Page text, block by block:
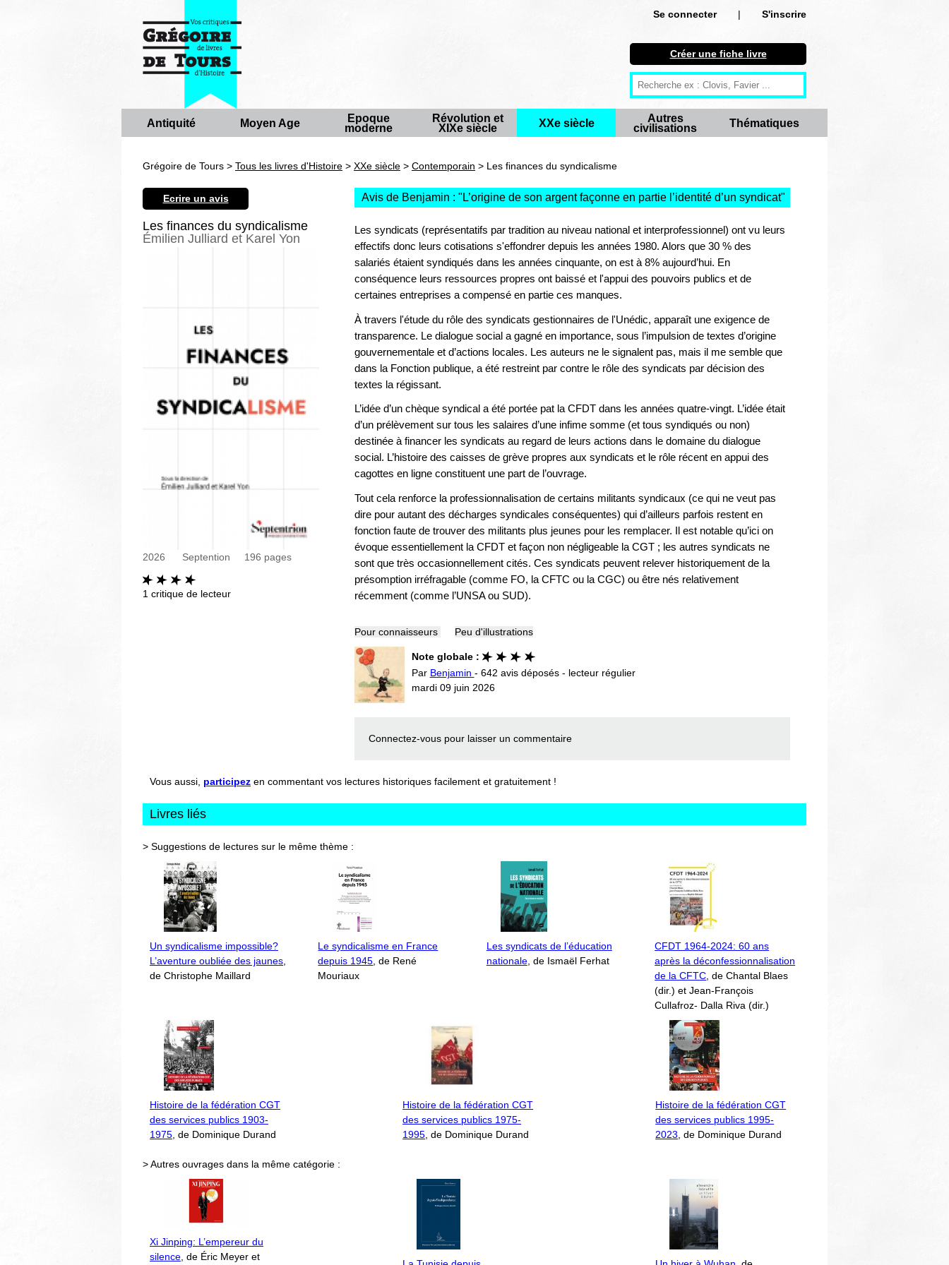
Se connecter |
S'inscrire
S'inscrire
Créer une fiche livre
Antiquité
Epoque moderne
XXe siècle
Autres civilisations
Thématiques
Créer une fiche livre
Antiquité Moyen Age
Epoque
moderne
Révolution et
XIXe siècle
XXe siècle
Autres
civilisations
Thématiques
Grégoire de Tours > Tous les livres d'Histoire > XXe siècle > Contemporain > Les finances du syndicalisme
Ecrire un avis
Les finances du syndicalisme
Émilien Julliard et Karel Yon
2026 Septention 196 pages
1 critique de lecteur
Avis de Benjamin : " L’origine de son argent façonne en partie l’identité d’un syndicat"
Les syndicats (représentatifs par tradition au niveau national et interprofessionnel) ont vu leurs
effectifs donc leurs cotisations s'effondrer depuis les années 1980. Alors que 30 % des
salariés étaient syndiqués dans les années cinquante, on est à 8% aujourd’hui. En
conséquence leurs ressources propres ont baissé et l'appui des pouvoirs publics et de
certaines entreprises a compensé en partie ces manques.
À travers l'étude du rôle des syndicats gestionnaires de l'Unédic, apparaît une exigence de
transparence. Le dialogue social a gagné en importance, sous l’impulsion de textes d’origine
gouvernementale et d’actions locales. Les auteurs ne le signalent pas, mais il me semble que
dans la Fonction publique, a été restreint par contre le rôle des syndicats par décision des
textes la régissant.
L’idée d’un chèque syndical a été portée pat la CFDT dans les années quatre-vingt. L’idée était
d’un prélèvement sur tous les salaires d’une infime somme (et tous syndiqués ou non)
destinée à financer les syndicats au regard de leurs actions dans le domaine du dialogue
social. L’histoire des caisses de grève propres aux syndicats et le rôle récent en appui des
cagottes en ligne constituent une part de l’ouvrage.
Tout cela renforce la professionnalisation de certains militants syndicaux (ce qui ne veut pas
dire pour autant des décharges syndicales conséquentes) qui d’ailleurs parfois restent en
fonction faute de trouver des militants plus jeunes pour les remplacer. Il est notable qu’ici on
évoque essentiellement la CFDT et façon non négligeable la CGT ; les autres syndicats ne
sont que très occasionnellement cités. Ces syndicats peuvent relever historiquement de la
présomption irréfragable (comme FO, la CFTC ou la CGC) ou être nés relativement
récemment (comme l’UNSA ou SUD).
Pour connaisseurs Peu d'illustrations
Note globale :
Par Benjamin - 642 avis déposés - lecteur régulier
mardi 09 juin 2026
Connectez-vous pour laisser un commentaire
Vous aussi, participez en commentant vos lectures historiques facilement et gratuitement !
Livres liés
> Suggestions de lectures sur le même thème :
Un syndicalisme impossible?
L’aventure oubliée des jaunes
de Christophe Maillard
Le syndicalisme en France
depuis 1945 , de René
Mouriaux
Les syndicats de l’éducation
nationale, de Ismaël Ferhat
CFDT 1964-2024: 60 ans
après la déconfessionnalisation
de la CFTC , de Chantal Blaes
(dir.) et Jean-François
Cullafroz- Dalla Riva (dir.)
Histoire de la fédération CGT
des services publics 1903-
1975 , de Dominique Durand
Histoire de la fédération CGT
des services publics 1975-
1995 , de Dominique Durand
Histoire de la fédération CGT
des services publics 1995-
2023 , de Dominique Durand
> Autres ouvrages dans la même catégorie :
Xi Jinping: L’empereur du
silence , de Éric Meyer et